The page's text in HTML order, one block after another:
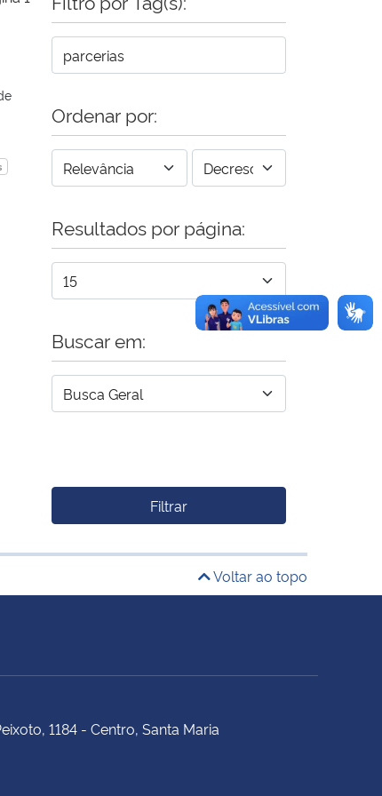
Ordenar por:
Resultados por página:
Buscar em:
Filtrar
Voltar ao topo
1184 - Centro, Santa Maria